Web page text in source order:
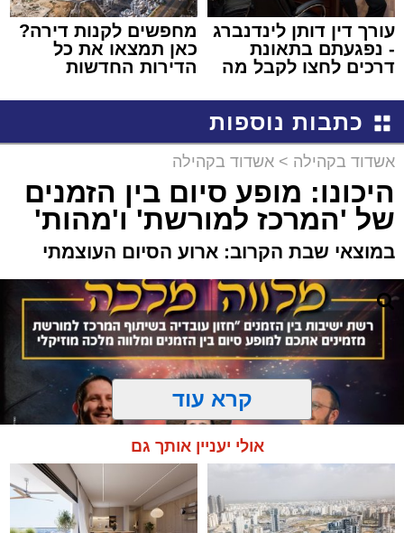
עורך דין דותן לינדנברג
- נפגעתם בתאונת
דרכים לחצו לקבל מה
מחפשים לקנות דירה?
כאן תמצאו את כל
הדירות החדשות
כתבות נוספות
אשדוד בקהילה > אשדוד בקהילה
היכונו: מופע סיום בין הזמנים
של 'המרכז למורשת' ו'מהות'
במוצאי שבת הקרוב: ארוע הסיום העוצמתי
קרא עוד
אולי יעניין אותך גם